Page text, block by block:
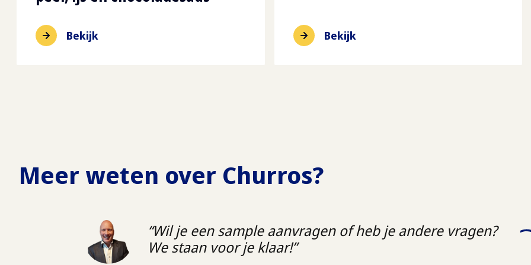
Bekijk Bekijk
Meer weten over Churros?
Wil je een sample aanvragen of heb je andere vragen?
We staan voor je klaar!